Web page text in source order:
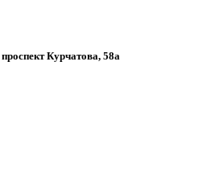
Курчатова, 58а